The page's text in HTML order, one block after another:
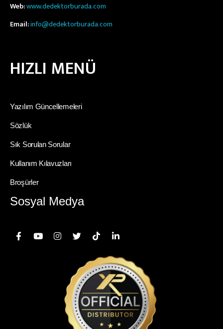
Web:www.dedektorburada.com
Email:info@dedektorburada.com
HIZLI MENÜ
Yazılım Güncellemeleri
Sözlük
Sık Sorulan Sorular
Kullanım Kılavuzları
Broşürler
Sosyal Medya